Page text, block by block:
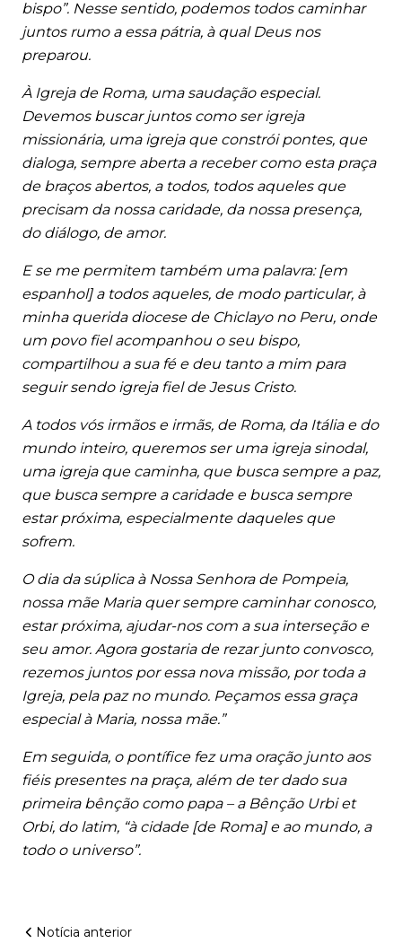
bispo”. Nesse sentido, podemos todos caminhar
juntos rumo a essa pátria, à qual Deus nos
preparou.
À Igreja de Roma, uma saudação especial.
Devemos buscar juntos como ser igreja
missionária, uma igreja que constrói pontes, que
dialoga, sempre aberta a receber como esta praça
de braços abertos, a todos, todos aqueles que
precisam da nossa caridade, da nossa presença,
do diálogo, de amor.
E se me permitem também uma palavra: [em
espanhol] a todos aqueles, de modo particular, à
minha querida diocese de Chiclayo no Peru, onde
um povo fiel acompanhou o seu bispo,
compartilhou a sua fé e deu tanto a mim para
seguir sendo igreja fiel de Jesus Cristo.
A todos vós irmãos e irmãs, de Roma, da Itália e do
mundo inteiro, queremos ser uma igreja sinodal,
uma igreja que caminha, que busca sempre a paz,
que busca sempre a caridade e busca sempre
estar próxima, especialmente daqueles que
sofrem.
O dia da súplica à Nossa Senhora de Pompeia,
nossa mãe Maria quer sempre caminhar conosco,
estar próxima, ajudar-nos com a sua interseção e
seu amor. Agora gostaria de rezar junto convosco,
rezemos juntos por essa nova missão, por toda a
Igreja, pela paz no mundo. Peçamos essa graça
especial à Maria, nossa mãe.”
Em seguida, o pontífice fez uma oração junto aos
fiéis presentes na praça, além de ter dado sua
primeira bênção como papa – a Bênção Urbi et
Orbi, do latim, “à cidade [de Roma] e ao mundo, a
todo o universo”.
Notícia anterior